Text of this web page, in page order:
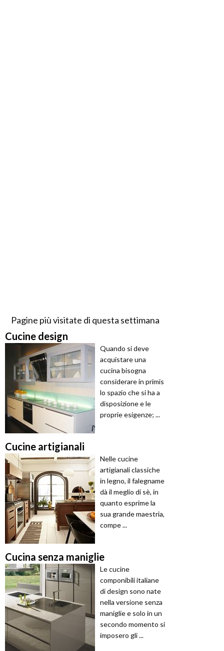
Pagine più visitate di questa settimana
Cucine design
Quando si deve
acquistare una
cucina bisogna
considerare in primis
lo spazio che si ha a
disposizione e le
proprie esigenze; ...
Cucine artigianali
Nelle cucine
artigianali classiche
in legno, il falegname
dà il meglio di sè, in
quanto esprime la
sua grande maestria,
compe ...
Cucina senza maniglie
Le cucine
componibili italiane
di design sono nate
nella versione senza
maniglie e solo in un
secondo momento si
imposero gli ...